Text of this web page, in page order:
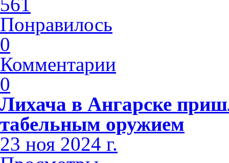
Понравилось
0
Комментарии
0
Лихача в Ангарске
табельным оружием
23 ноя 2024 г.